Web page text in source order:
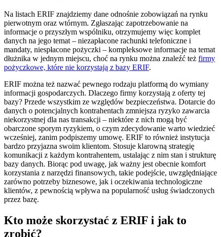
Na listach ERIF znajdziemy dane odnośnie zobowiązań na rynku
pierwotnym oraz wtórnym. Zgłaszając zapotrzebowanie na
informacje o przyszłym wspólniku, otrzymujemy więc komplet
danych na jego temat – niezapłacone rachunki telefoniczne i
mandaty, niespłacone pożyczki – kompleksowe informacje na temat
dłużnika w jednym miejscu, choć na rynku można znaleźć też firmy
pożyczkowe, które nie korzystają z bazy ERIF.
ERIF można też nazwać pewnego rodzaju platformą do wymiany
informacji gospodarczych. Dlaczego firmy korzystają z oferty tej
bazy? Przede wszystkim ze względów bezpieczeństwa. Dotarcie do
danych o potencjalnych kontrahentach zmniejsza ryzyko zawarcia
niekorzystnej dla nas transakcji – niektóre z nich mogą być
obarczone sporym ryzykiem, o czym zdecydowanie warto wiedzieć
wcześniej, zanim podpiszemy umowę. ERIF to również instytucja
bardzo przyjazna swoim klientom. Stosuje klarowną strategię
komunikacji z każdym kontrahentem, ustalając z nim stan i strukturę
bazy danych. Biorąc pod uwagę, jak ważny jest obecnie komfort
korzystania z narzędzi finansowych, takie podejście, uwzględniające
zarówno potrzeby biznesowe, jak i oczekiwania technologiczne
klientów, z pewnością wpływa na popularność usług świadczonych
przez bazę.
Kto może skorzystać z ERIF i jak to
zrobić?